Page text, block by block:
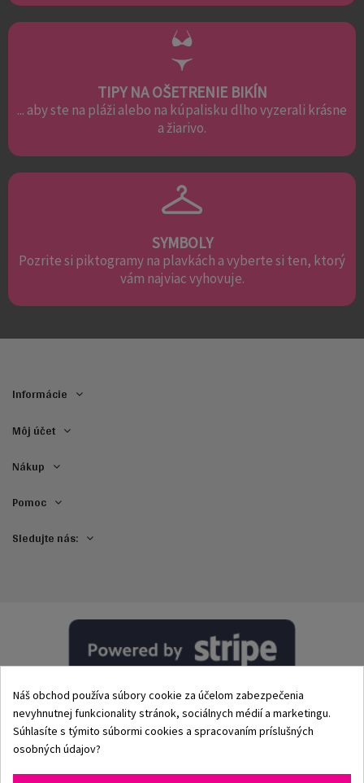
TIPY NA OŠETRENIE BIKÍN
... aby ste na pláži alebo na kúpalisku dlho vyzerali krásne
a žiarivo.
SYMBOLY
Pozrite si piktogramy na plavkách a vyberte si ten, ktorý
vám najviac vyhovuje.
Informácie
Môj účet
Nákup
Pomoc
Sledujte nás:
Náš obchod používa súbory cookie za účelom zabezpečenia
nevyhnutnej funkcionality stránok, sociálnych médií a marketingu.
Súhlasíte s týmito súbormi cookies a spracovaním príslušných
osobných údajov?